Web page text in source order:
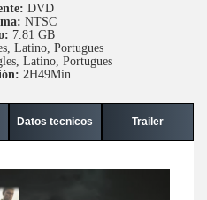
DVD
NTSC
7.81 GB
Latino, Portugues
Latino, Portugues
2H49Min
Datos tecnicos Trailer